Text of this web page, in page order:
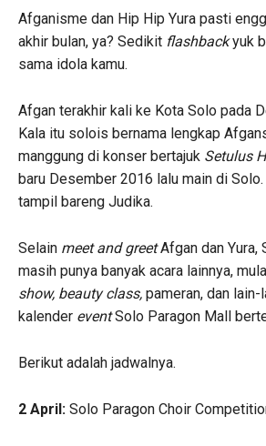
Afganisme dan Hip Hip Yura pasti
akhir bulan, ya? Sedikit flashbackyuk
sama idola kamu.
Afgan terakhir kali ke Kota Solo pada
Kala itu solois bernama lengkap
manggung di konser bertajuk Setulus
baru Desember 2016 lalu main di Solo.
tampil bareng Judika.
Selain meet and greetAfgan dan Yura,
masih punya banyak acara lainnya,
show, beauty class, pameran, dan lain-
kalender eventSolo Paragon Mall
Berikut adalah jadwalnya.
2 April: Solo Paragon Choir